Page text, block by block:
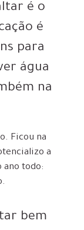
é o
é
para
água
na
Ficou na
a
ano todo:
bem